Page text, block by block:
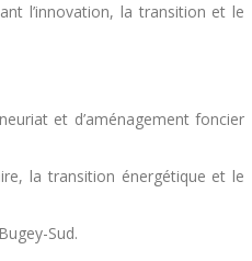
l’innovation, la transition et le
et d’aménagement foncier
la transition énergétique et le
Sud.